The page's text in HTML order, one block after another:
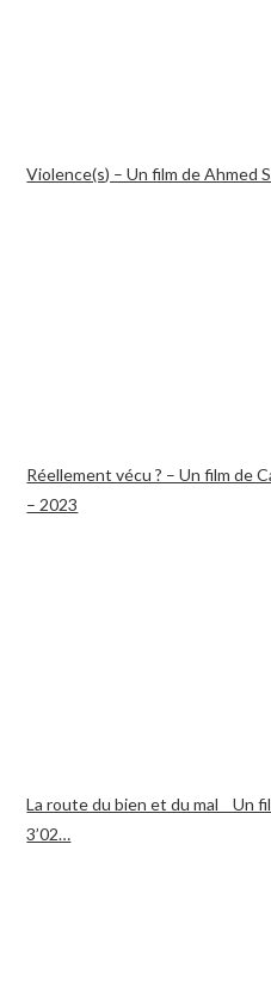
Violence(s) – Un film de Ahmed
Réellement vécu ? – Un film de
– 2023
La route du bien et du mal _ Un
3’02…